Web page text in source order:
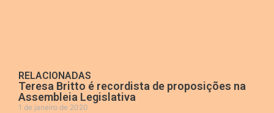
RELACIONADAS
Teresa Britto é recordista de proposições na
Assembleia Legislativa
1 de janeiro de 2020